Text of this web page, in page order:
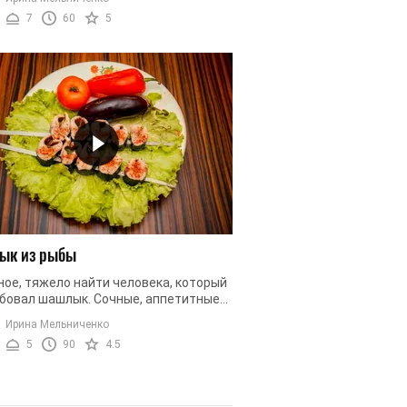
Но если вам хочеться ...
7
60 5
из рыбы
тяжело найти человека, который
шашлык. Сочные, аппетитные
мяса, приготовленные на костре,
Тем более, если ...
Ирина Мельниченко
5
90 4.5